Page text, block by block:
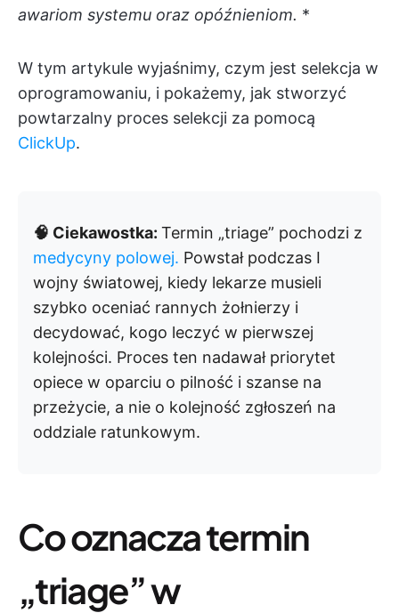
awariom systemu oraz opóźnieniom. *
W tym artykule wyjaśnimy, czym jest selekcja w
oprogramowaniu, i pokażemy, jak stworzyć
powtarzalny proces selekcji za pomocą
ClickUp.
🧠 Ciekawostka: Termin „triage” pochodzi z
medycyny polowej. Powstał podczas I
wojny światowej, kiedy lekarze musieli
szybko oceniać rannych żołnierzy i
decydować, kogo leczyć w pierwszej
kolejności. Proces ten nadawał priorytet
opiece w oparciu o pilność i szanse na
przeżycie, a nie o kolejność zgłoszeń na
oddziale ratunkowym.
Co oznacza termin
„triage” w